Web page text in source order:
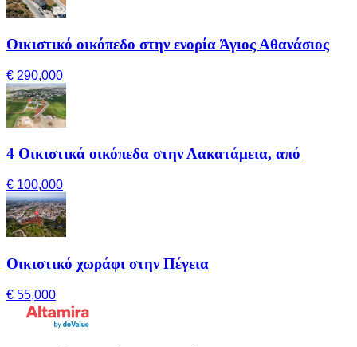
Οικιστικό οικόπεδο στην ενορία Άγιος Αθανάσιος
€ 290,000
4 Οικιστικά οικόπεδα στην Λακατάμεια, από
€ 100,000
Οικιστικό χωράφι στην Πέγεια
€ 55,000